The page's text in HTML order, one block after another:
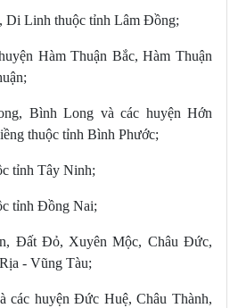
Di Linh thuộc tỉnh Lâm Đồng;
Hàm Thuận Bắc, Hàm Thuận
Bình Long và các huyện Hớn
thuộc tỉnh Bình Phước;
tỉnh Tây Ninh;
tỉnh Đồng Nai;
Đất Đỏ, Xuyên Mộc, Châu Đức,
- Vũng Tàu;
các huyện Đức Huệ, Châu Thành,